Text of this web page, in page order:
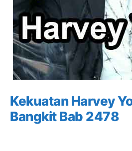
Kekuatan Harvey
Bangkit Bab 2478